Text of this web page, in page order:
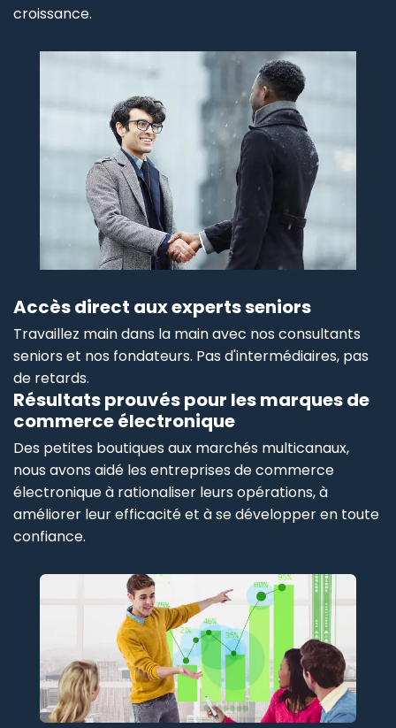
croissance.
Accès direct aux experts seniors
Travaillez main dans la main avec nos consultants
seniors et nos fondateurs. Pas d'intermédiaires, pas
de retards.
Résultats prouvés pour les marques de
commerce électronique
Des petites boutiques aux marchés multicanaux,
nous avons aidé les entreprises de commerce
électronique à rationaliser leurs opérations, à
améliorer leur efficacité et à se développer en toute
confiance.